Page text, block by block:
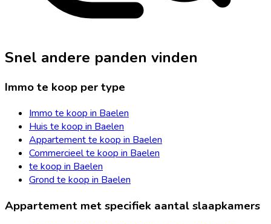
Snel andere panden vinden
Immo te koop per type
Immo te koop in Baelen
Huis te koop in Baelen
Appartement te koop in Baelen
Commercieel te koop in Baelen
te koop in Baelen
Grond te koop in Baelen
Appartement met specifiek aantal slaapkamers